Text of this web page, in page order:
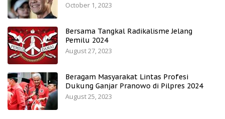
October 1, 2023
Bersama Tangkal Radikalisme Jelang
Pemilu 2024
August 27, 2023
Beragam Masyarakat Lintas Profesi
Dukung Ganjar Pranowo di Pilpres 2024
August 25, 2023